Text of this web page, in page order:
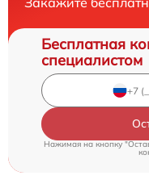
Бесплатная
специалистом
Нажимая на кнопку